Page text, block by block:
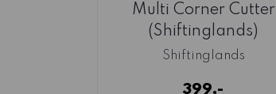
Multi Corner Cutter
(Shiftinglands)
Shiftinglands
399,-